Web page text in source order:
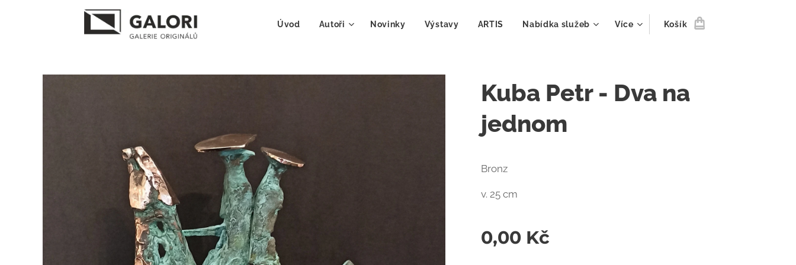
Úvod Autoři Novinky Výstavy ARTIS Nabídka služeb Více Košík
Kuba Petr - Dva na
jednom
Bronz
v. 25 cm
0,00 Kč